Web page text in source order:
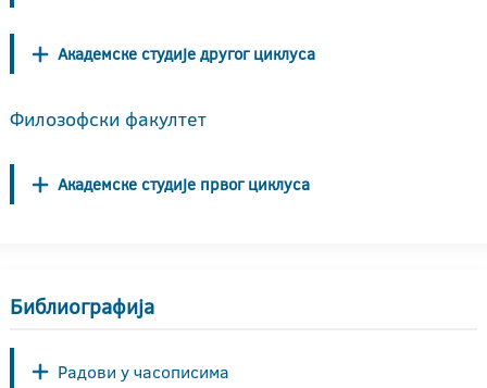
Академске студије другог циклуса
Филозофски факултет
Академске студије првог циклуса
Библиографија
Радови у часописима